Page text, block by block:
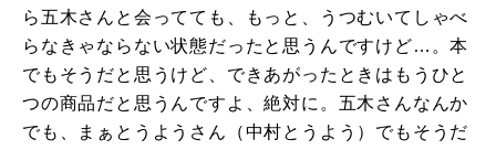
ら五木さんと会ってても、もっと、うつむいてしゃべ
らなきゃならない状態だったと思うんですけど…。本
でもそうだと思うけど、できあがったときはもうひと
つの商品だと思うんですよ、絶対に。五木さんなんか
でも、まぁとうようさん（中村とうよう）でもそうだ